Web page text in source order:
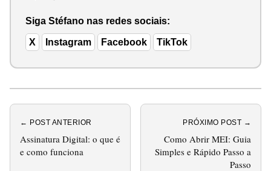
Siga Stéfano nas redes sociais:
X Instagram Facebook TikTok
← POST ANTERIOR
Assinatura Digital: o que é
e como funciona
PRÓXIMO POST →
Como Abrir MEI: Guia
Simples e Rápido Passo a
Passo